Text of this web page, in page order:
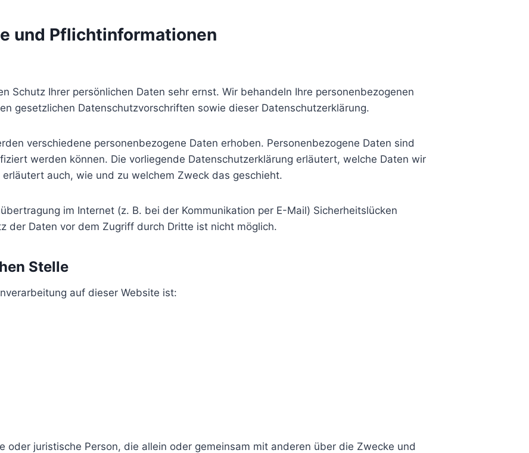
und Pflicht­informationen
Schutz Ihrer persönlichen Daten sehr ernst. Wir behandeln Ihre personenbezogenen
gesetzlichen Datenschutzvorschriften sowie dieser Datenschutzerklärung.
verschiedene personenbezogene Daten erhoben. Personenbezogene Daten sind
werden können. Die vorliegende Datenschutzerklärung erläutert, welche Daten wir
auch, wie und zu welchem Zweck das geschieht.
im Internet (z. B. bei der Kommunikation per E-Mail) Sicherheitslücken
der Daten vor dem Zugriff durch Dritte ist nicht möglich.
Stelle
auf dieser Website ist:
oder juristische Person, die allein oder gemeinsam mit anderen über die Zwecke und